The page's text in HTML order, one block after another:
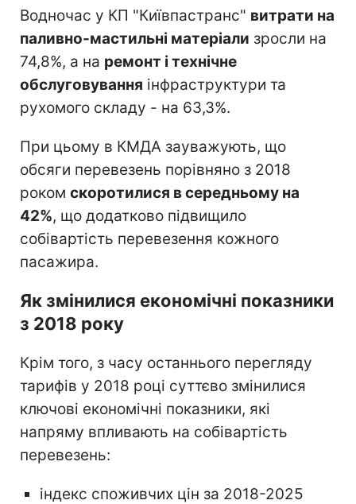
Водночас у КП "Київпастранс" витрати на
паливно-мастильні матеріали зросли на
74,8%, а на ремонт і технічне
обслуговування інфраструктури та
рухомого складу - на 63,3%.
При цьому в КМДА зауважують, що
обсяги перевезень порівняно з 2018
роком скоротилися в середньому на
42%, що додатково підвищило
собівартість перевезення кожного
пасажира.
Як змінилися економічні показники
з 2018 року
Крім того, з часу останнього перегляду
тарифів у 2018 році суттєво змінилися
ключові економічні показники, які
напряму впливають на собівартість
перевезень:
індекс споживчих цін за 2018-2025